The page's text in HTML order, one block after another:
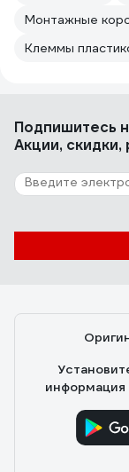
Монтажные
Клеммы
Подпишитесь
Акции,
информация